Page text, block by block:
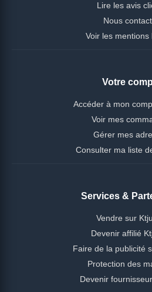
Lire les avis
Nous
Voir les mentions
Votre
Accéder à mon
Voir mes
Gérer mes
Consulter ma liste
Services &
Vendre sur
Devenir affilié
Faire de la publicité
Protection des
Devenir